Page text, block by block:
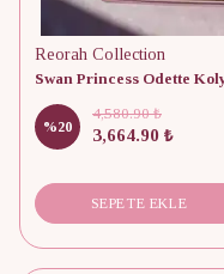
Reorah Collection
%20
4,580.90 ₺
3,664.90 ₺
SEPETE EKLE